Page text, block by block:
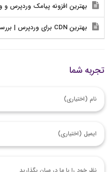
بهترین افزونه پیامک وردپرس و
بهترین CDN برای وردپرس | بررسی سرویس‌ها و راهنمای تنظیمات
تجربه شما